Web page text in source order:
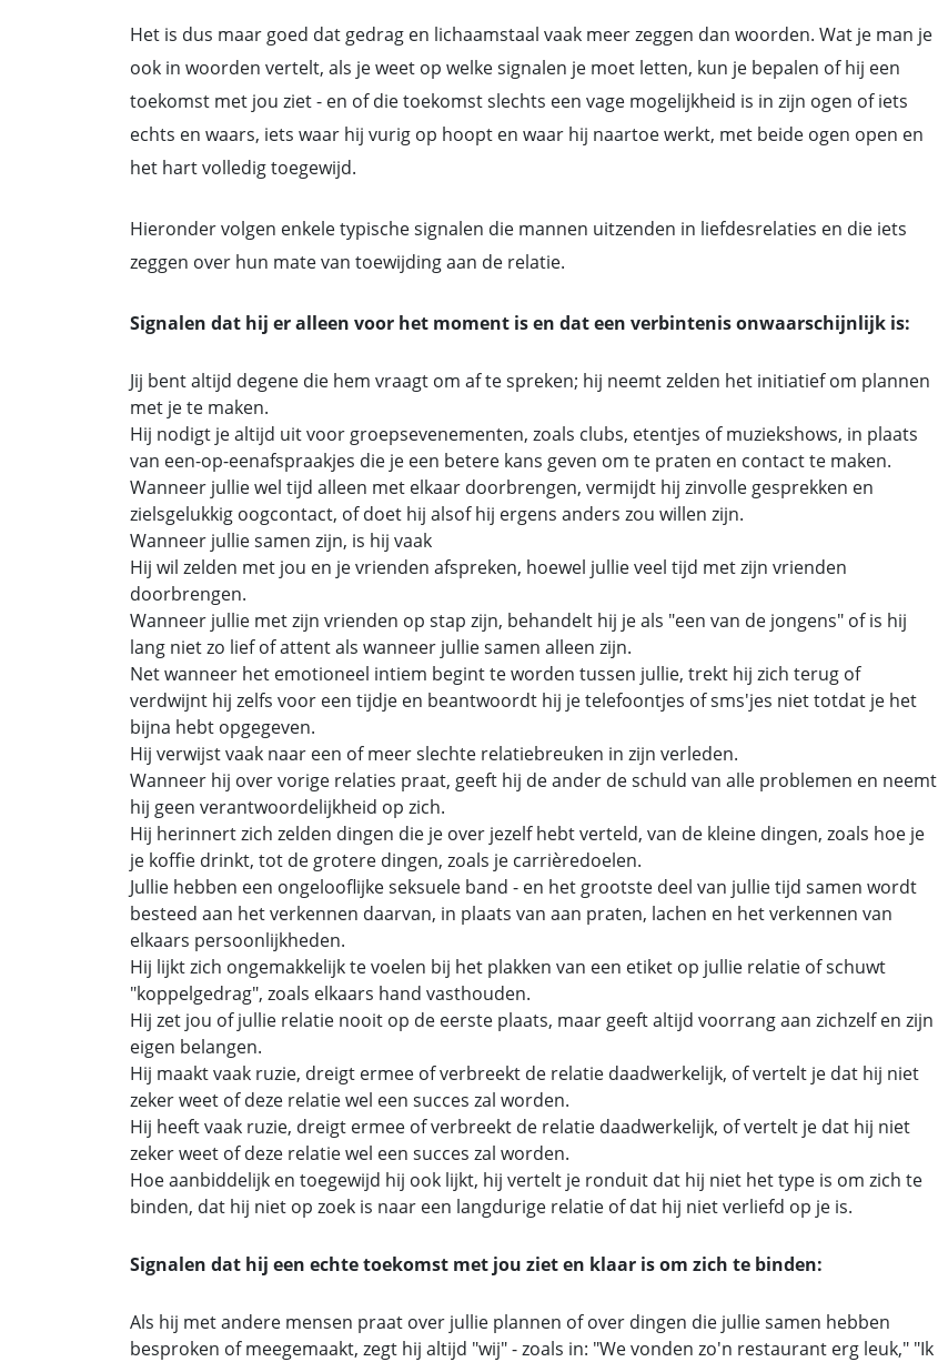
Het is dus maar goed dat gedrag en lichaamstaal vaak meer zeggen dan woorden. Wat je man je
ook in woorden vertelt, als je weet op welke signalen je moet letten, kun je bepalen of hij een
toekomst met jou ziet - en of die toekomst slechts een vage mogelijkheid is in zijn ogen of iets
echts en waars, iets waar hij vurig op hoopt en waar hij naartoe werkt, met beide ogen open en
het hart volledig toegewijd.
Hieronder volgen enkele typische signalen die mannen uitzenden in liefdesrelaties en die iets
zeggen over hun mate van toewijding aan de relatie.
Signalen dat hij er alleen voor het moment is en dat een verbintenis onwaarschijnlijk is:
Jij bent altijd degene die hem vraagt om af te spreken; hij neemt zelden het initiatief om plannen
met je te maken.
Hij nodigt je altijd uit voor groepsevenementen, zoals clubs, etentjes of muziekshows, in plaats
van een-op-eenafspraakjes die je een betere kans geven om te praten en contact te maken.
Wanneer jullie wel tijd alleen met elkaar doorbrengen, vermijdt hij zinvolle gesprekken en
zielsgelukkig oogcontact, of doet hij alsof hij ergens anders zou willen zijn.
Wanneer jullie samen zijn, is hij vaak
Hij wil zelden met jou en je vrienden afspreken, hoewel jullie veel tijd met zijn vrienden
doorbrengen.
Wanneer jullie met zijn vrienden op stap zijn, behandelt hij je als "een van de jongens" of is hij
lang niet zo lief of attent als wanneer jullie samen alleen zijn.
Net wanneer het emotioneel intiem begint te worden tussen jullie, trekt hij zich terug of
verdwijnt hij zelfs voor een tijdje en beantwoordt hij je telefoontjes of sms'jes niet totdat je het
bijna hebt opgegeven.
Hij verwijst vaak naar een of meer slechte relatiebreuken in zijn verleden.
Wanneer hij over vorige relaties praat, geeft hij de ander de schuld van alle problemen en neemt
hij geen verantwoordelijkheid op zich.
Hij herinnert zich zelden dingen die je over jezelf hebt verteld, van de kleine dingen, zoals hoe je
je koffie drinkt, tot de grotere dingen, zoals je carrièredoelen.
Jullie hebben een ongelooflijke seksuele band - en het grootste deel van jullie tijd samen wordt
besteed aan het verkennen daarvan, in plaats van aan praten, lachen en het verkennen van
elkaars persoonlijkheden.
Hij lijkt zich ongemakkelijk te voelen bij het plakken van een etiket op jullie relatie of schuwt
"koppelgedrag", zoals elkaars hand vasthouden.
Hij zet jou of jullie relatie nooit op de eerste plaats, maar geeft altijd voorrang aan zichzelf en zijn
eigen belangen.
Hij maakt vaak ruzie, dreigt ermee of verbreekt de relatie daadwerkelijk, of vertelt je dat hij niet
zeker weet of deze relatie wel een succes zal worden.
Hij heeft vaak ruzie, dreigt ermee of verbreekt de relatie daadwerkelijk, of vertelt je dat hij niet
zeker weet of deze relatie wel een succes zal worden.
Hoe aanbiddelijk en toegewijd hij ook lijkt, hij vertelt je ronduit dat hij niet het type is om zich te
binden, dat hij niet op zoek is naar een langdurige relatie of dat hij niet verliefd op je is.
Signalen dat hij een echte toekomst met jou ziet en klaar is om zich te binden:
Als hij met andere mensen praat over jullie plannen of over dingen die jullie samen hebben
besproken of meegemaakt, zegt hij altijd "wij" - zoals in: "We vonden zo'n restaurant erg leuk," "Ik